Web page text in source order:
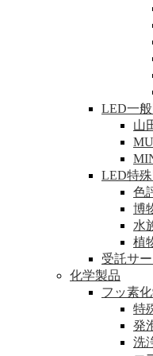
LED一
山
LED特
色
博
水
植
受託サ
化学製品
フッ素
特
発
洗